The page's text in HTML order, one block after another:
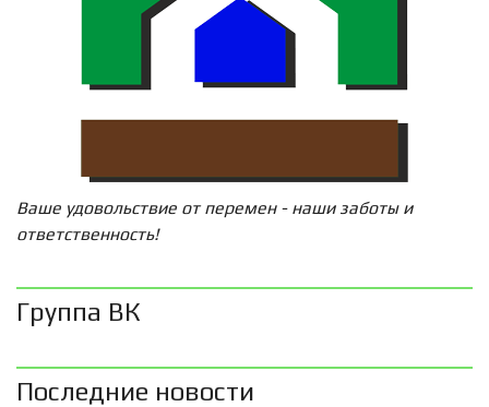
Ваше удовольствие от перемен - наши заботы и
ответственность!
Группа ВК
Последние новости